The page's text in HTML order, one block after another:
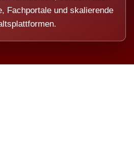
Fachportale und skalierende